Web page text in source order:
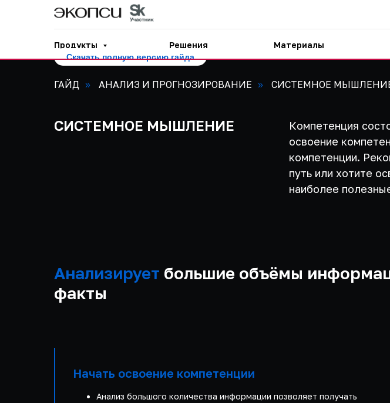
Продукты Решения Материалы
Скачать полную версию гайда
ГАЙД » АНАЛИЗ И ПРОГНОЗИРОВАНИЕ » СИСТЕМНОЕ
СИСТЕМНОЕ МЫШЛЕНИЕ
Компетенция
освоение
компетенции.
путь или хотите
наиболее
Анализирует большие объёмы
факты
Начать освоение компетенции
Анализ большого количества информации позволяет получать